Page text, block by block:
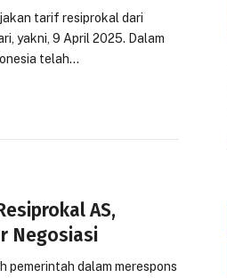
tarif resiprokal dari
yakni, 9 April 2025. Dalam
telah…
AS,
Negosiasi
pemerintah dalam merespons